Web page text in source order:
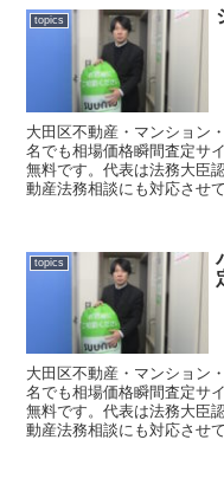
topics
大田区不動産・マンション
名でも相場価格瞬間査定サ
無料です。代表は法務大臣
動産法務相談にも対応させ
topics
大田区不動産・マンション
名でも相場価格瞬間査定サ
無料です。代表は法務大臣
動産法務相談にも対応させ